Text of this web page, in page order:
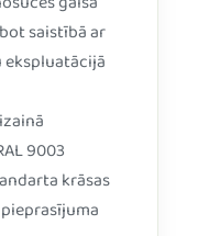
saistībā ar
9003
krāsas